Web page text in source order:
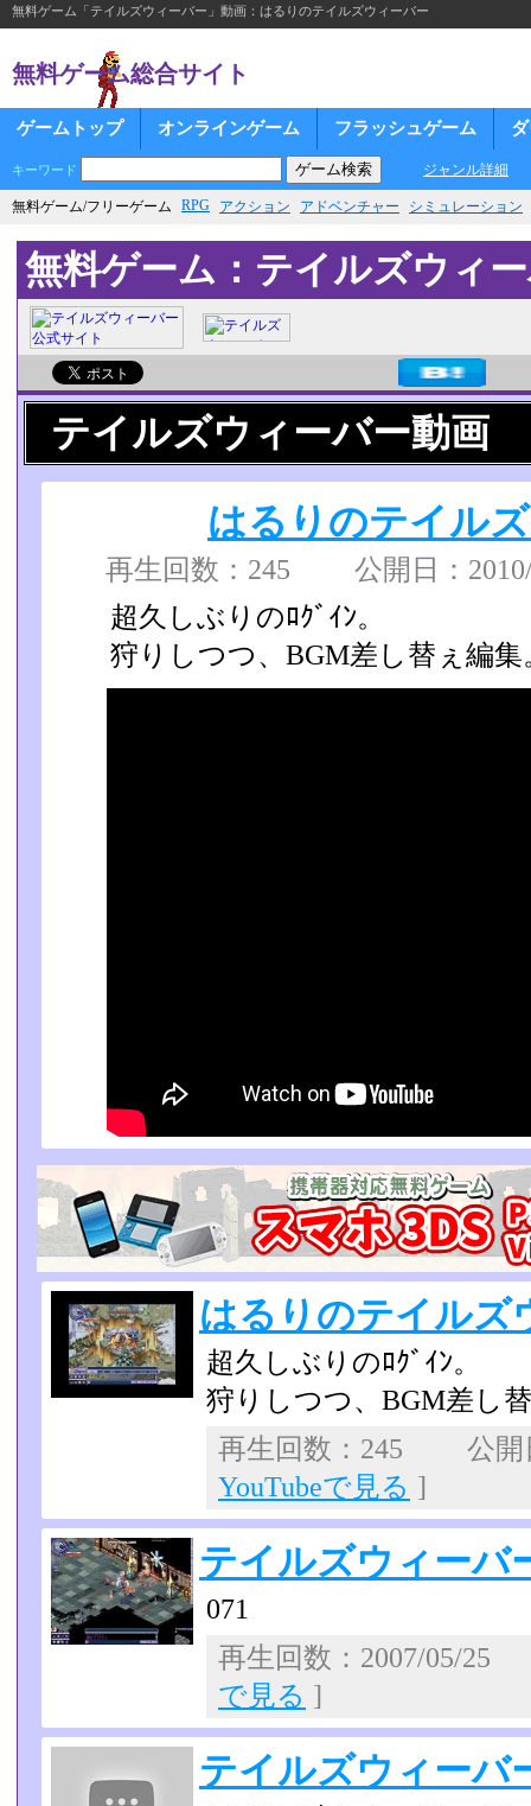
無料ゲーム「テイルズウィーバー」動画：はるりのテイルズウィーバー
無料ゲーム総合サイト
ゲームトップ オンラインゲーム フラッシュゲーム
キーワード ジャンル詳細
無料ゲーム/フリーゲーム RPG アクション アドベンチャー シミュレーション
無料ゲーム：テイルズウィ
テイルズウィーバー動画
はるりのテイル
再生回数：245 公開日：
超久しぶりのﾛｸﾞｲﾝ。
狩りしつつ、BGM差し替ぇ編集
はるりのテイルズ
超久しぶりのﾛｸﾞｲﾝ。
狩りしつつ、BGM差し
再生回数：245 公
YouTubeで見る ]
テイルズウィー
071
再生回数：2007/
で見る ]
テイルズウィーバ